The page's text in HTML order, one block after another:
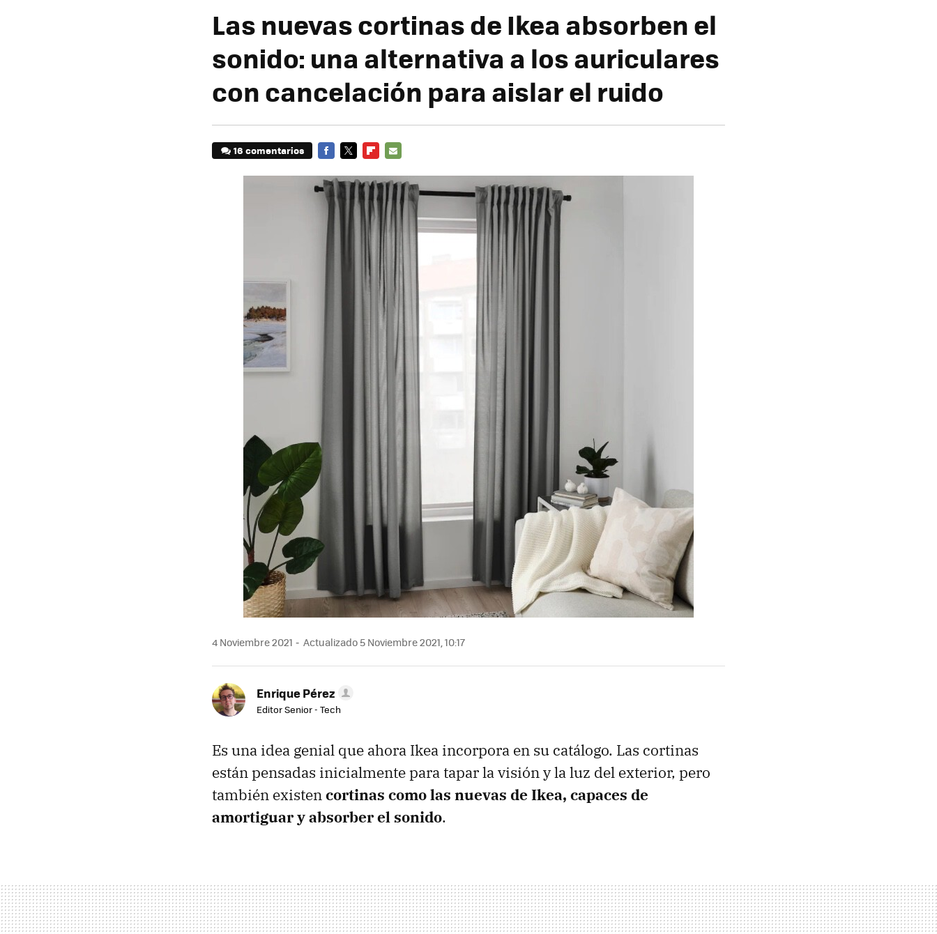
Las nuevas cortinas de Ikea absorben el
sonido: una alternativa a los auriculares
con cancelación para aislar el ruido
16 comentarios
MAIL
4 Noviembre 2021 Actualizado 5 Noviembre 2021, 10:17
Enrique Pérez
Editor Senior - Tech
Es una idea genial que ahora Ikea incorpora en su catálogo. Las cortinas
están pensadas inicialmente para tapar la visión y la luz del exterior, pero
también existencortinas como las nuevas de Ikea, capaces de
amortiguar y absorber el sonido.